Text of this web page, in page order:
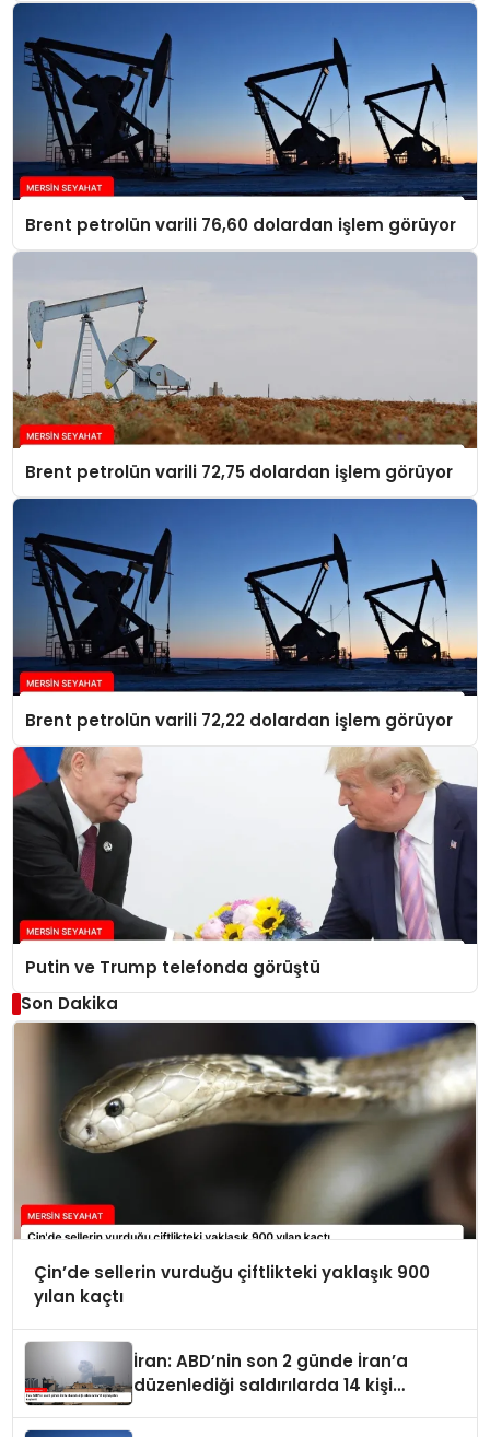
Brent petrolün varili 76,60 dolardan işlem görüyor
Brent petrolün varili 72,75 dolardan işlem görüyor
Brent petrolün varili 72,22 dolardan işlem görüyor
Putin ve Trump telefonda görüştü
Son Dakika
Çin’de sellerin vurduğu çiftlikteki yaklaşık 900
yılan kaçtı
İran: ABD’nin son 2 günde İran’a
düzenlediği saldırılarda 14 kişi